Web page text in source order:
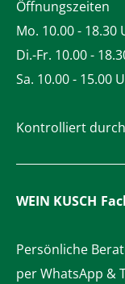
Öffnungszeiten
Mo. 10.00 - 18.30
Di.-Fr. 10.00 -
Sa. 10.00 - 15.00
Kontrolliert durch
WEIN KUSCH
Persönliche
per WhatsApp &